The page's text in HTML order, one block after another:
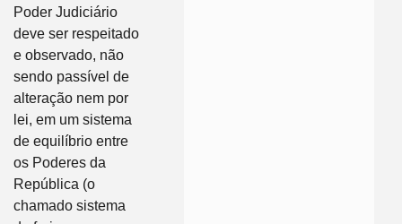
Poder Judiciário
deve ser respeitado
e observado, não
sendo passível de
alteração nem por
lei, em um sistema
de equilíbrio entre
os Poderes da
República (o
chamado sistema